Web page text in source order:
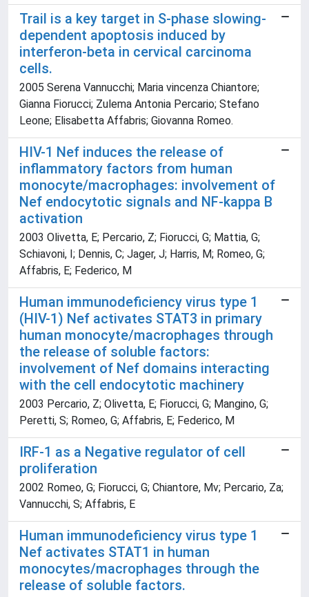
Trail is a key target in S-phase slowing-
dependent apoptosis induced by
interferon-beta in cervical carcinoma
cells.
2005 Serena Vannucchi; Maria vincenza Chiantore;
Gianna Fiorucci; Zulema Antonia Percario; Stefano
Leone; Elisabetta Affabris; Giovanna Romeo.
HIV-1 Nef induces the release of
inflammatory factors from human
monocyte/macrophages: involvement of
Nef endocytotic signals and NF-kappa B
activation
2003 Olivetta, E; Percario, Z; Fiorucci, G; Mattia, G;
Schiavoni, I; Dennis, C; Jager, J; Harris, M; Romeo, G;
Affabris, E; Federico, M
Human immunodeficiency virus type 1
(HIV-1) Nef activates STAT3 in primary
human monocyte/macrophages through
the release of soluble factors:
involvement of Nef domains interacting
with the cell endocytotic machinery
2003 Percario, Z; Olivetta, E; Fiorucci, G; Mangino, G;
Peretti, S; Romeo, G; Affabris, E; Federico, M
IRF-1 as a Negative regulator of cell
proliferation
2002 Romeo, G; Fiorucci, G; Chiantore, Mv; Percario, Za;
Vannucchi, S; Affabris, E
Human immunodeficiency virus type 1
Nef activates STAT1 in human
monocytes/macrophages through the
release of soluble factors.